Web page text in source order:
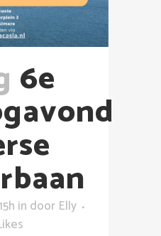
6e
in door Elly